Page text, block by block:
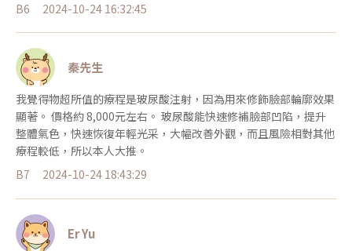
B6
2024-10-24 16:32:45
秦先生
我覺得物超所值的療程是玻尿酸注射，因為用來修飾臉部輪廓效果
顯著。 價格約 8,000元左右。 玻尿酸能快速修補臉部凹陷，提升
整體氣色，快速恢復年輕光采，大幅改善外觀，而且風險相對其他
療程較低，所以本人大推。
B7
2024-10-24 18:43:29
Er Yu